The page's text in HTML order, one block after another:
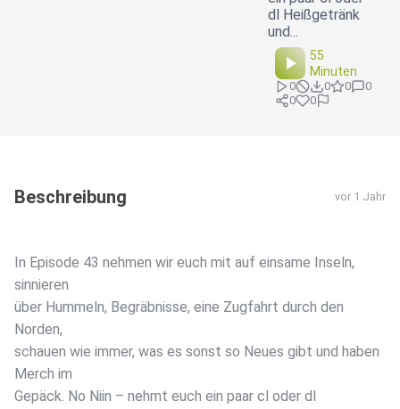
dl Heißgetränk
und...
55
Minuten
0 0 0
0
0
0
Beschreibung vor 1 Jahr
In Episode 43 nehmen wir euch mit auf einsame Inseln,
sinnieren
über Hummeln, Begräbnisse, eine Zugfahrt durch den
Norden,
schauen wie immer, was es sonst so Neues gibt und haben
Merch im
Gepäck. No Niin – nehmt euch ein paar cl oder dl